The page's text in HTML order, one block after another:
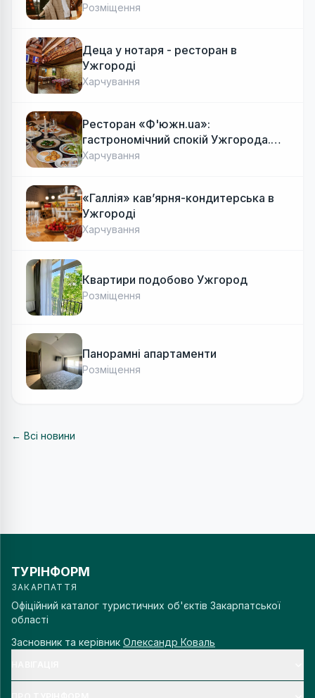
Розміщення
Деца у нотаря - ресторан в
Ужгороді
Харчування
Ресторан «Ф'южн.ua»:
гастрономічний спокій Ужгорода.
Авторська локальна кухня, затишок
Харчування
«Галлія» кав’ярня-кондитерська в
Ужгороді
Харчування
Квартири подобово Ужгород
Розміщення
Панорамні апартаменти
Розміщення
← Всі новини
ТУРІНФОРМ
ЗАКАРПАТТЯ
Офіційний каталог туристичних об'єктів Закарпатської
області
Засновник та керівник Олександр Коваль